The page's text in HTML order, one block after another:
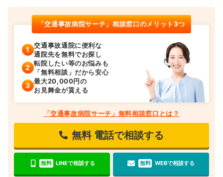
「交通事故病院サーチ」相談窓口のメリット3つ
交通事故通院に便利な
通院先を無料でお探し
転院したい等のお悩みも
「無料相談」だから安心
最大20,000円の
お見舞金が貰える
「交通事故病院サーチ」無料相談窓口とは？
無料 電話で相談する
無料 LINEで相談する 無料 WEBで相談する